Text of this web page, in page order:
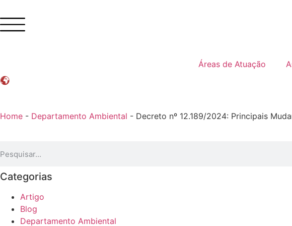
Áreas de Atuação
Home - Departamento Ambiental - Decreto nº 12.189/2024: Principais
Categorias
Artigo
Blog
Departamento Ambiental